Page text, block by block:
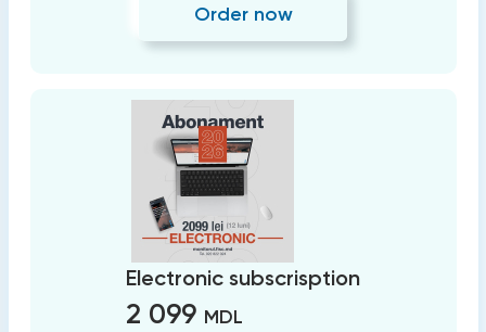
Order now
Electronic subscrisption
2 099 MDL